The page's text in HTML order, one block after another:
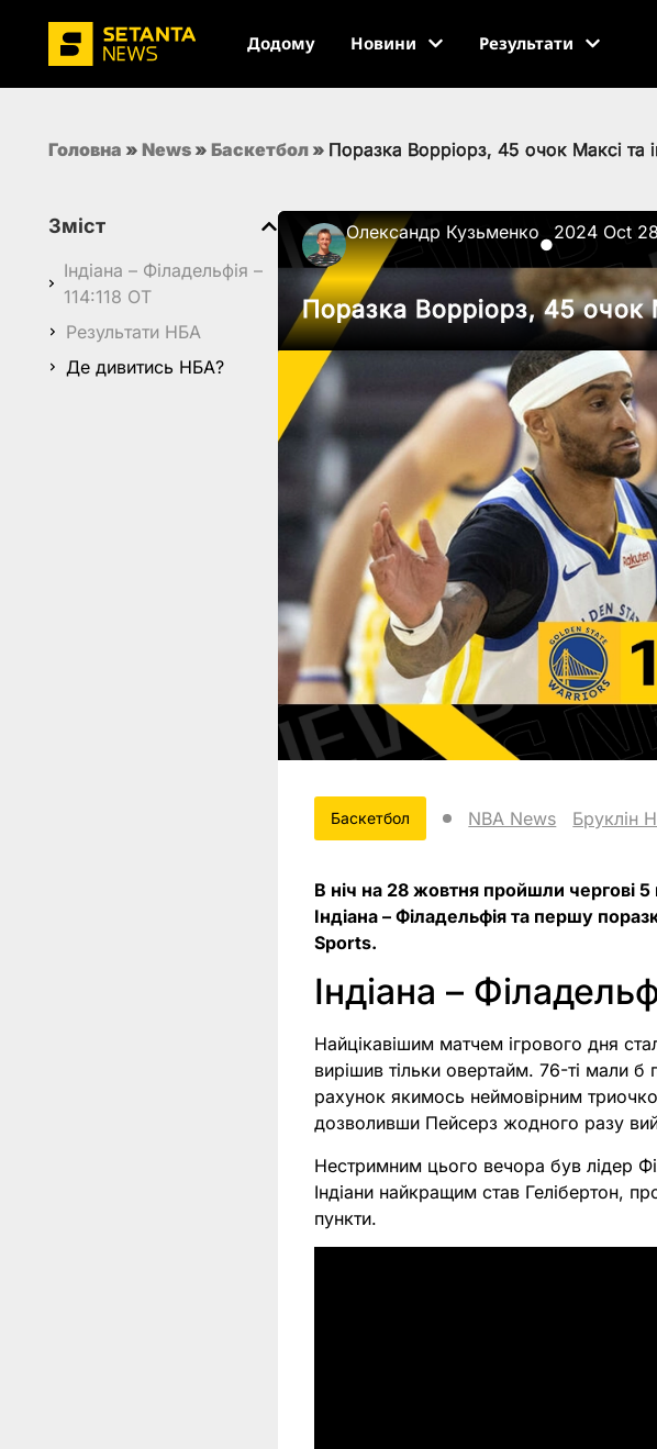
Додому Новини Результати
Головна » News » Баскетбол » Поразка Ворріорз, 45 очок Максі та
Зміст
Індіана – Філадельфія –
114:118 OT
Результати НБА
Де дивитись НБА?
Олександр Кузьменко
●
2024 Oct
Поразка Ворріорз, 45 очок
Баскетбол NBA News Бруклін
В ніч на 28 жовтня пройшли чергові
Індіана – Філадельфія та першу
Sports.
Індіана –
Найцікавішим матчем ігрового дня
вирішив тільки овертайм. 76-ті мали
рахунок якимось неймовірним
дозволивши Пейсерз жодного разу
Нестримним цього вечора був лідер
Індіани найкращим став Гелібертон,
пункти.